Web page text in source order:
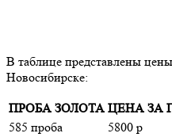
В таблице представлены
Новосибирске:
ПРОБА ЗОЛОТА ЦЕНА ЗА
585 проба
5800 р